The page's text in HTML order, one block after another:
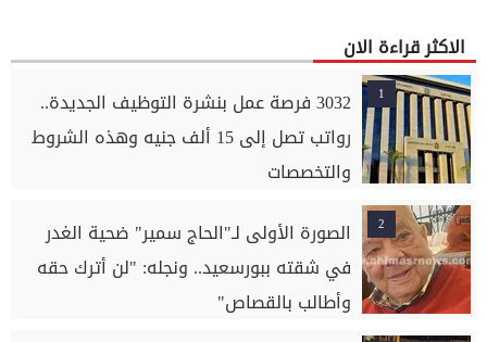
الاكثر قراءة الان
1
3032 فرصة عمل بنشرة التوظيف الجديدة..
رواتب تصل إلى 15 ألف جنيه وهذه الشروط
والتخصصات
2
الصورة الأولى لـ"الحاج سمير" ضحية الغدر
في شقته ببورسعيد.. ونجله: "لن أترك حقه
وأطالب بالقصاص"